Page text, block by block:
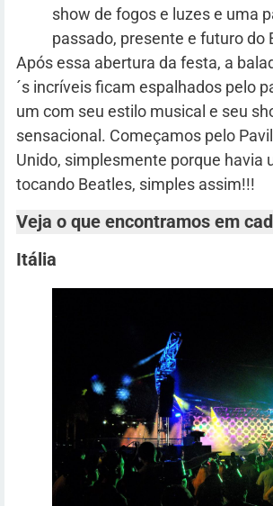
show de fogos e luzes e uma
passado, presente e futuro do
Após essa abertura da festa, a
´s incríveis ficam espalhados pelo
um com seu estilo musical e seu
sensacional. Começamos pelo
Unido, simplesmente porque havia
tocando Beatles, simples assim!!!
Veja o que encontramos em
Itália